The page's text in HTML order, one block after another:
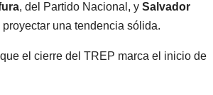
, del Partido Nacional, y Salvador
una tendencia sólida.
el cierre del TREP marca el inicio de